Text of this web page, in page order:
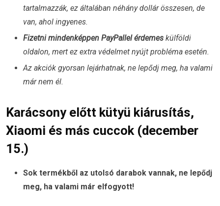
tartalmazzák, ez általában néhány dollár összesen, de
van, ahol ingyenes.
Fizetni mindenképpen PayPallel érdemes külföldi
oldalon, mert ez extra védelmet nyújt probléma esetén.
Az akciók gyorsan lejárhatnak, ne lepődj meg, ha valami
már nem él.
Karácsony előtt kütyü kiárusítás,
Xiaomi és más cuccok (december
15.)
Sok termékből az utolsó darabok vannak, ne lepődj
meg, ha valami már elfogyott!